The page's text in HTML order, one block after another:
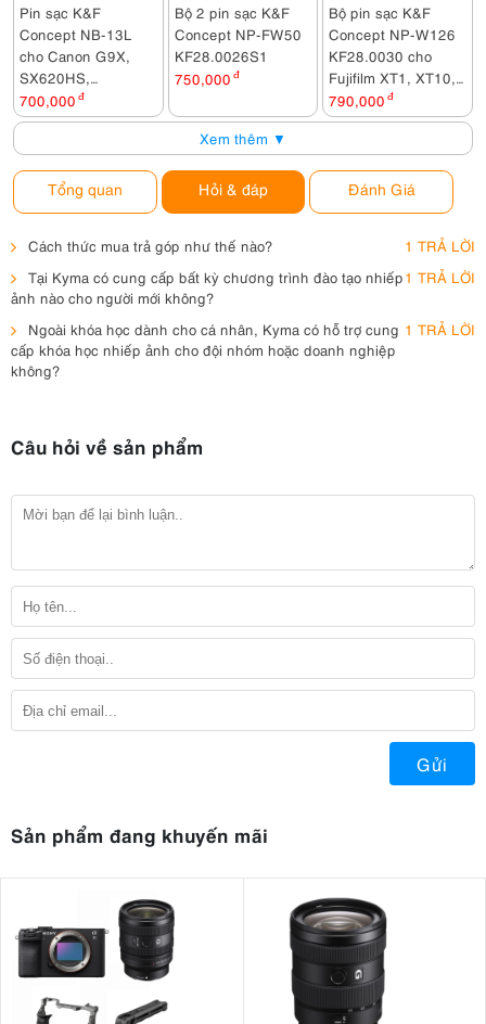
Pin sạc K&F
Concept NB-13L
cho Canon G9X,
SX620HS,
SX720HS, SX730,
G5X, G7X MARK II,
700,000 đ
Bộ 2 pin sạc K&F
Concept NP-FW50
KF28.0026S1
750,000 đ
Bộ pin sạc K&F
Concept NP-W126
KF28.0030 cho
Fujifilm XT1, XT10,
XT20, XE2, XE3,
XA3, XA5, X100F,
790,000 đ
Xem thêm ▼
Tổng quan Hỏi & đáp Đánh Giá
Cách thức mua trả góp như thế nào?
1 TRẢ LỜI
Tại Kyma có cung cấp bất kỳ chương trình đào tạo nhiếp
ảnh nào cho người mới không?
1 TRẢ LỜI
Ngoài khóa học dành cho cá nhân, Kyma có hỗ trợ cung
cấp khóa học nhiếp ảnh cho đội nhóm hoặc doanh nghiệp
không?
1 TRẢ LỜI
Câu hỏi về sản phẩm
Gửi
Sản phẩm đang khuyến mãi